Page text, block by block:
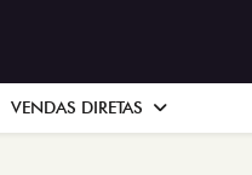
VENDAS DIRETAS